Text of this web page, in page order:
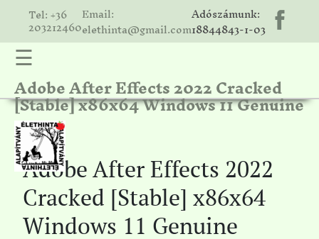
Tel: +36
203212460
Email:
elethinta@gmail.com
Adószámunk:
18844843-1-03
☰
Adobe After Effects 2022 Cracked
[Stable] x86x64 Windows 11 Genuine
Adobe After Effects 2022
Cracked [Stable] x86x64
Windows 11 Genuine